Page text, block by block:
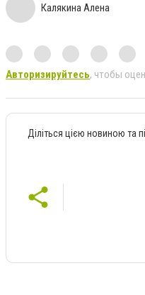
Калякина Алена
Авторизируйтесь, чтобы
Діліться цією новиною та